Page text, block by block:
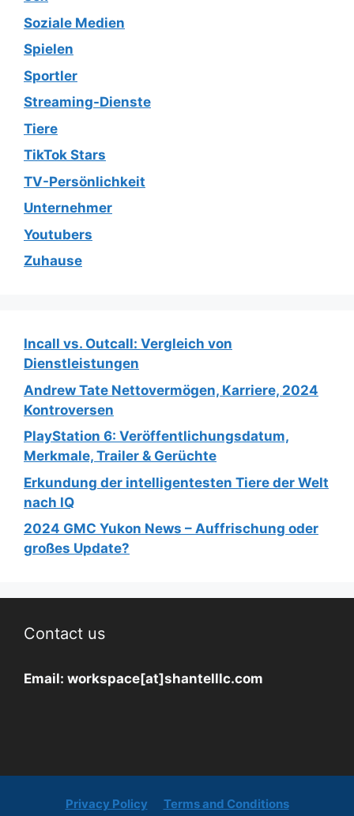
Soziale Medien
Spielen
Sportler
Streaming-Dienste
Tiere
TikTok Stars
TV-Persönlichkeit
Unternehmer
Youtubers
Zuhause
Incall vs. Outcall: Vergleich von
Dienstleistungen
Andrew Tate Nettovermögen, Karriere, 2024
Kontroversen
PlayStation 6: Veröffentlichungsdatum,
Merkmale, Trailer & Gerüchte
Erkundung der intelligentesten Tiere der Welt
nach IQ
2024 GMC Yukon News – Auffrischung oder
großes Update?
Contact us
Email: workspace[at]shantelllc.com
Privacy Policy Terms and Conditions